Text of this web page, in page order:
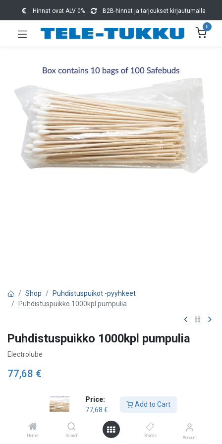
Price:
77,68 €
Add to Cart
Home Search Brands Account
Hinnat ovat ALV 0%. B2B-hinnat ja tarjoukset kirjautumalla
0
Shop
Puhdistuspuikot -pyyhkeet
Puhdistuspuikko 1000kpl pumpulia
Puhdistuspuikko 1000kpl pumpulia
Electrolube
77,68 €
Add to Cart
Lägg till önskelista